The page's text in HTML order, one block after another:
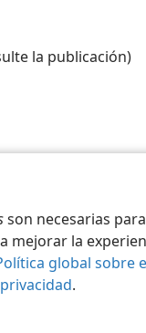
son necesarias
mejorar la
global sobre
.